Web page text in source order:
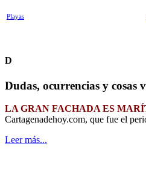
Playas
D
Dudas, ocurrencias y cosas
LA GRAN FACHADA ES
Cartagenadehoy.com, que fue el
Leer más...